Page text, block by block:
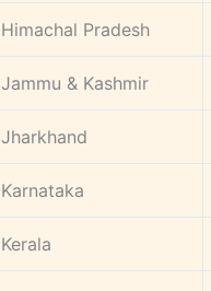
Himachal Pradesh
Jammu & Kashmir
Jharkhand
Karnataka
Kerala